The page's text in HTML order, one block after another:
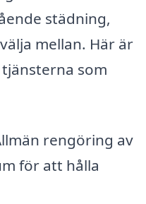
städning,
mellan. Här är
som
rengöring av
för att hålla